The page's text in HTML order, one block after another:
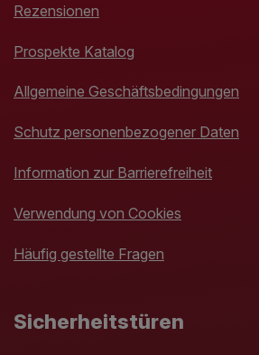
Rezensionen
Prospekte Katalog
Allgemeine Geschäftsbedingungen
Schutz personenbezogener Daten
Information zur Barrierefreiheit
Verwendung von Cookies
Häufig gestellte Fragen
Sicherheitstüren